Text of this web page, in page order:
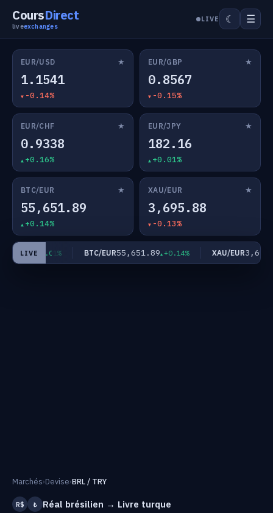
CoursDirect
liveexchanges
LIVE ☾ ☰
EUR/USD ★
1.1541
-0.14%
EUR/GBP ★
0.8567
-0.15%
EUR/CHF ★
0.9338
+0.16%
EUR/JPY ★
182.16
+0.01%
BTC/EUR ★
55,651.89
+0.14%
XAU/EUR ★
3,695.88
-0.13%
LIVE+0.01% BTC/EUR55,651.89 +0.14% XAU/EUR
Marchés›Devise›BRL / TRY
R$ ₺ Réal brésilien → Livre turque